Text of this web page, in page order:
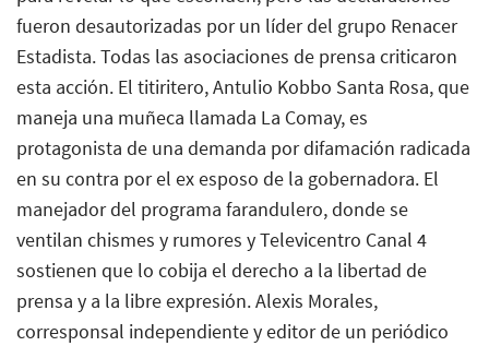
fueron desautorizadas por un líder del grupo Renacer
Estadista. Todas las asociaciones de prensa criticaron
esta acción. El titiritero, Antulio Kobbo Santa Rosa, que
maneja una muñeca llamada La Comay, es
protagonista de una demanda por difamación radicada
en su contra por el ex esposo de la gobernadora. El
manejador del programa farandulero, donde se
ventilan chismes y rumores y Televicentro Canal 4
sostienen que lo cobija el derecho a la libertad de
prensa y a la libre expresión. Alexis Morales,
corresponsal independiente y editor de un periódico